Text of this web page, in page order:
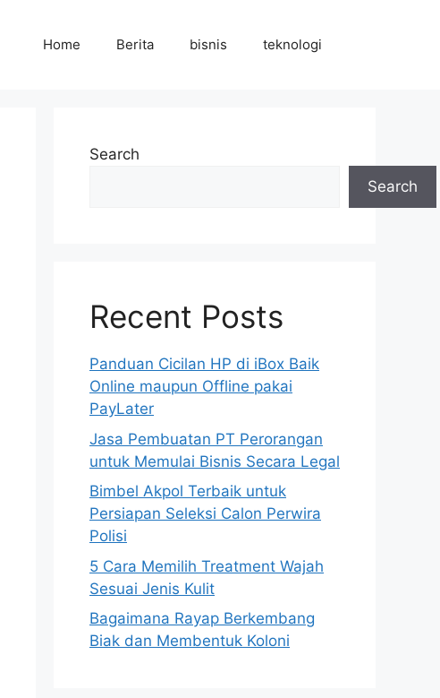
Home Berita bisnis teknologi
Search
Search
Recent Posts
Panduan Cicilan HP di iBox Baik
Online maupun Offline pakai
PayLater
Jasa Pembuatan PT Perorangan
untuk Memulai Bisnis Secara Legal
Bimbel Akpol Terbaik untuk
Persiapan Seleksi Calon Perwira
Polisi
5 Cara Memilih Treatment Wajah
Sesuai Jenis Kulit
Bagaimana Rayap Berkembang
Biak dan Membentuk Koloni